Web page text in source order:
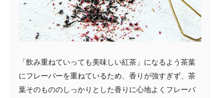
「飲み重ねていっても美味しい紅茶」になるよう茶葉
にフレーバーを重ねているため、香りが強すぎず、茶
葉そのもののしっかりとした香りに心地よくフレーバ